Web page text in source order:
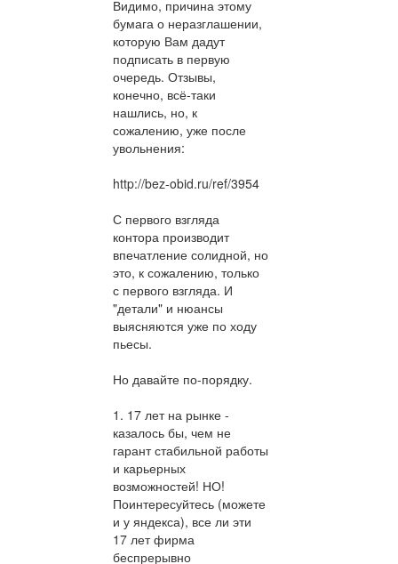
Видимо, причина этому
бумага о неразглашении,
которую Вам дадут
подписать в первую
очередь. Отзывы,
конечно, всё-таки
нашлись, но, к
сожалению, уже после
увольнения:
http://bez-obid.ru/ref/3954
С первого взгляда
контора производит
впечатление солидной, но
это, к сожалению, только
с первого взгляда. И
"детали" и нюансы
выясняются уже по ходу
пьесы.
Но давайте по-порядку.
1. 17 лет на рынке -
казалось бы, чем не
гарант стабильной работы
и карьерных
возможностей! НО!
Поинтересуйтесь (можете
и у яндекса), все ли эти
17 лет фирма
беспрерывно